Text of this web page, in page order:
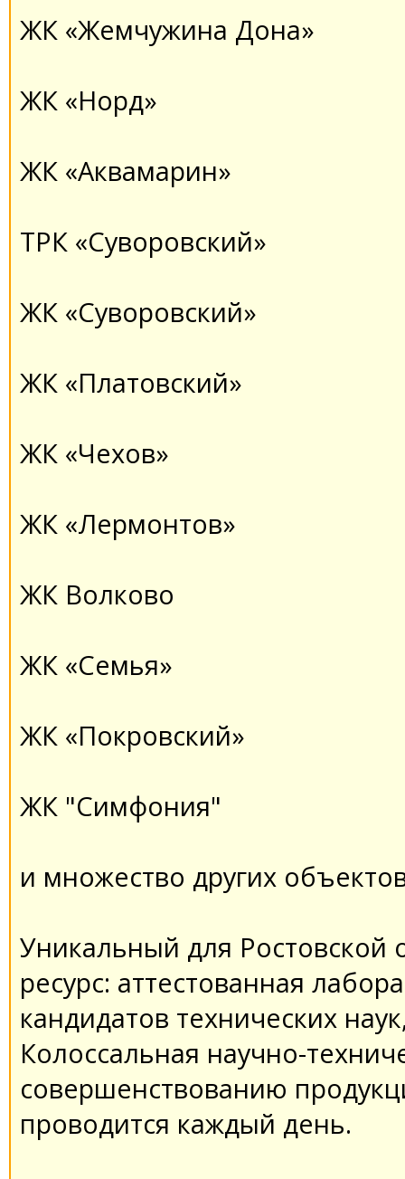
ЖК «Жемчужина Дона»
ЖК «Норд»
ЖК «Аквамарин»
ТРК «Суворовский»
ЖК «Суворовский»
ЖК «Платовский»
ЖК «Чехов»
ЖК «Лермонтов»
ЖК Волково
ЖК «Семья»
ЖК «Покровский»
ЖК "Симфония"
и множество других
Уникальный для Ростовской
ресурс: аттестованная
кандидатов технических
Колоссальная научно-
совершенствованию
проводится каждый день.